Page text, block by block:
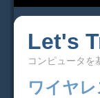
Let's
コンピュータを
ワイヤ